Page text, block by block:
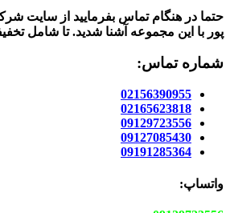
حتما در هنگام تماس بفرمایید از سایت
پور با این مجموعه آشنا شدید. تا شامل
شماره تماس:
02156390955
02165623818
09129723556
09127085430
09191285364
واتساپ: